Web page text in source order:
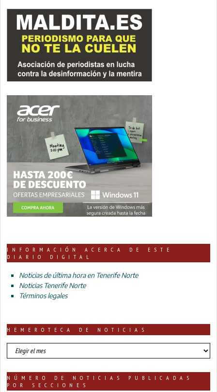
INFORMACIÓN ACERCA DE ESTE
DIARIO DIGITAL
Noticias de última hora en Tenerife Norte
Noticias Tenerife Norte
Términos legales
HEMEROTECA DE NOTICIAS
HEMEROTECA
DE
NÚMERO DE NOTICIAS PUBLICADAS
POR SECCIONES